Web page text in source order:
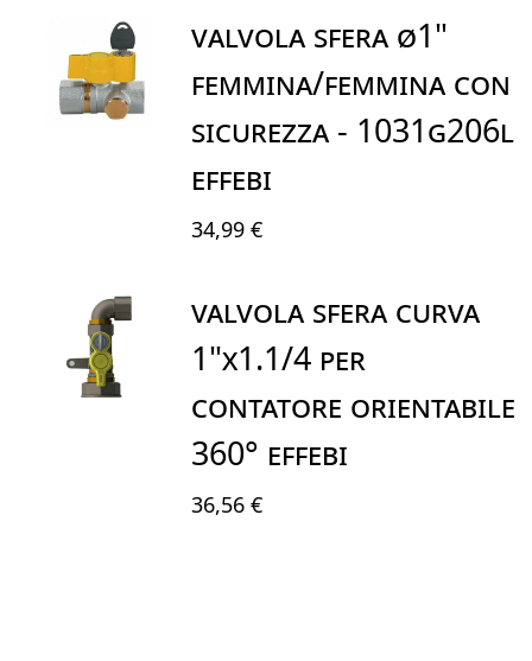
Valvola Sfera Ø1"
Femmina/Femmina Con
Sicurezza - 1031G206L
EFFEBI
34,99 €
VALVOLA SFERA CURVA
1"X1.1/4 PER
CONTATORE ORIENTABILE
360° EFFEBI
36,56 €